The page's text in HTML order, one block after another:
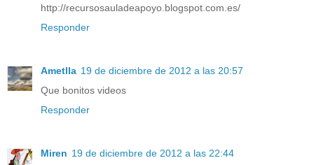
http://recursosauladeapoyo.blogspot.com.es/
Responder
Ametlla 19 de diciembre de 2012 a las 20:57
Que bonitos videos
Responder
Miren 19 de diciembre de 2012 a las 22:44